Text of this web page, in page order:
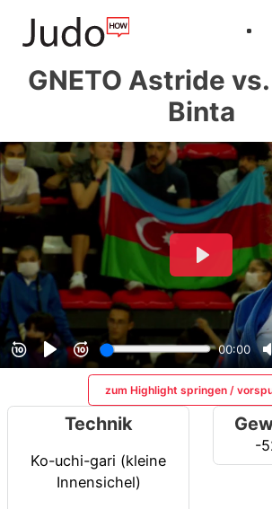
GNETO Astride
Binta
zum Highlight springen /
Technik
Ko-uchi-gari (kleine
Innensichel)
-